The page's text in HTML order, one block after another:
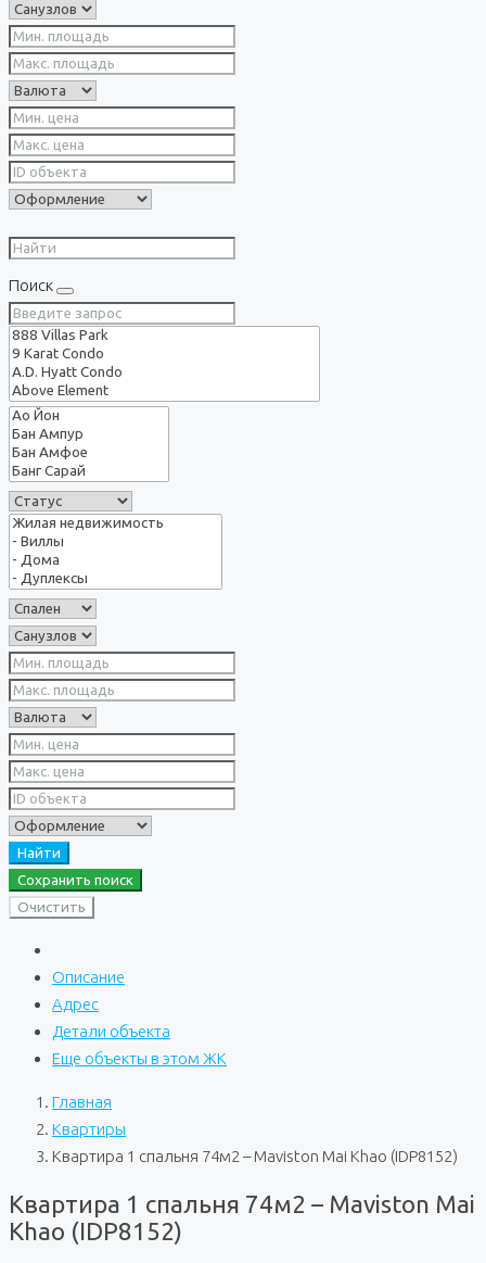
Поиск
Найти
Сохранить поиск
Очистить
Описание
Адрес
Детали объекта
Еще объекты в этом ЖК
Главная
Квартиры
Квартира 1 спальня 74м2 – Maviston Mai Khao (IDP8152)
Квартира 1 спальня 74м2 – Maviston Mai
Khao (IDP8152)